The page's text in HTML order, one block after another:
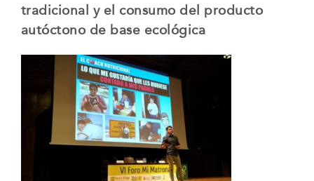
tradicional y el consumo del producto
autóctono de base ecológica